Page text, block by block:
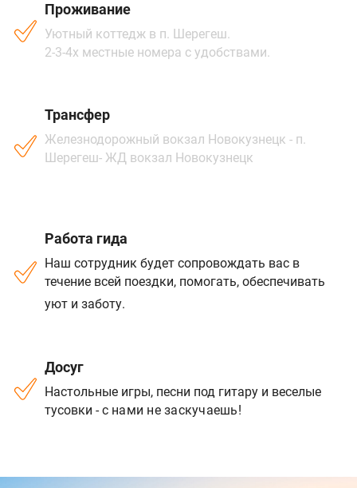
Проживание
Уютный коттедж в п. Шерегеш.
2-3-4х местные номера с удобствами.
Трансфер
Железнодорожный вокзал Новокузнецк - п.
Шерегеш- ЖД вокзал Новокузнецк
Работа гида
Наш сотрудник будет сопровождать вас в
течение всей поездки, помогать, обеспечивать
уют и заботу.​​​​​​​
Досуг
Настольные игры, песни под гитару и веселые
тусовки - с нами не заскучаешь!